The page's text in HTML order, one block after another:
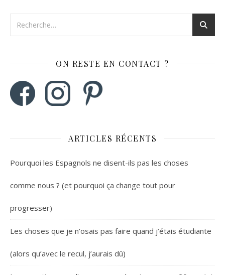
ON RESTE EN CONTACT ?
ARTICLES RÉCENTS
Pourquoi les Espagnols ne disent-ils pas les choses
comme nous ? (et pourquoi ça change tout pour
progresser)
Les choses que je n’osais pas faire quand j’étais étudiante
(alors qu’avec le recul, j’aurais dû)